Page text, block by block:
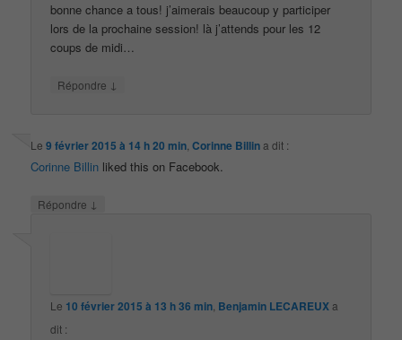
bonne chance a tous! j’aimerais beaucoup y participer
lors de la prochaine session! là j’attends pour les 12
coups de midi…
Répondre ↓
Le9 février 2015 à 14 h 20 min ,Corinne Billina dit :
Corinne Billin liked this on Facebook.
Répondre ↓
Le 10 février 2015 à 13 h 36 min Benjamin LECAREUXa
dit :